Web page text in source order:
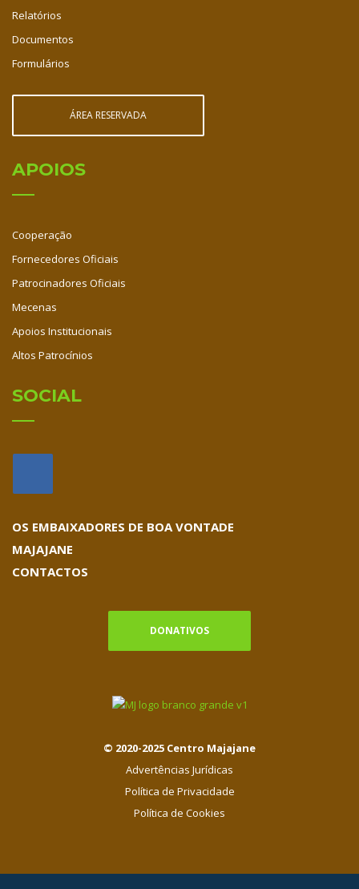
Relatórios
Documentos
Formulários
ÁREA RESERVADA
APOIOS
Cooperação
Fornecedores Oficiais
Patrocinadores Oficiais
Mecenas
Apoios Institucionais
Altos Patrocínios
SOCIAL
OS EMBAIXADORES DE BOA VONTADE
MAJAJANE
CONTACTOS
DONATIVOS
© 2020-2025 Centro Majajane
Advertências Jurídicas
Política de Privacidade
Política de Cookies